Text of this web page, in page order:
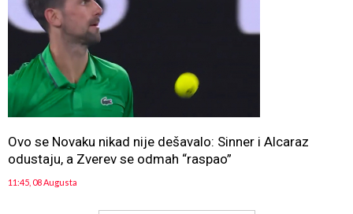
Ovo se Novaku nikad nije dešavalo: Sinner i Alcaraz
odustaju, a Zverev se odmah “raspao”
11:45, 08 Augusta